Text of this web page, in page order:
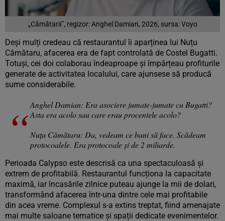
„Cămătarii”, regizor: Anghel Damian, 2026, sursa: Voyo
Deși mulți credeau că restaurantul îi aparținea lui Nuțu
Cămătaru, afacerea era de fapt controlată de Costel Bugatti.
Totuși, cei doi colaborau îndeaproape și împărțeau profiturile
generate de activitatea localului, care ajunsese să producă
sume considerabile.
Anghel Damian: Era asociere jumate-jumate cu Bugatti?
Asta era acolo sau care erau procentele acolo?
Nuțu Cămătaru: Da, vedeam ce bani să face. Scădeam
protocoalele. Era protocoale și de 2 miliarde.
Perioada Calypso este descrisă ca una spectaculoasă și
extrem de profitabilă. Restaurantul funcționa la capacitate
maximă, iar încasările zilnice puteau ajunge la mii de dolari,
transformând afacerea într-una dintre cele mai profitabile
din acea vreme. Complexul s-a extins treptat, fiind amenajate
mai multe saloane tematice și spații dedicate evenimentelor.